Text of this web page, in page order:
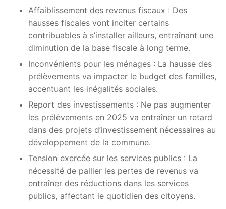
Affaiblissement des revenus fiscaux : Des
hausses fiscales vont inciter certains
contribuables à s’installer ailleurs, entraînant une
diminution de la base fiscale à long terme.
Inconvénients pour les ménages : La hausse des
prélèvements va impacter le budget des familles,
accentuant les inégalités sociales.
Report des investissements : Ne pas augmenter
les prélèvements en 2025 va entraîner un retard
dans des projets d’investissement nécessaires au
développement de la commune.
Tension exercée sur les services publics : La
nécessité de pallier les pertes de revenus va
entraîner des réductions dans les services
publics, affectant le quotidien des citoyens.